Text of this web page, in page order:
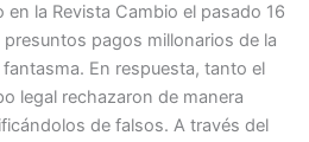
la Revista Cambio el pasado 16
pagos millonarios de la
En respuesta, tanto el
legal rechazaron de manera
de falsos. A través del